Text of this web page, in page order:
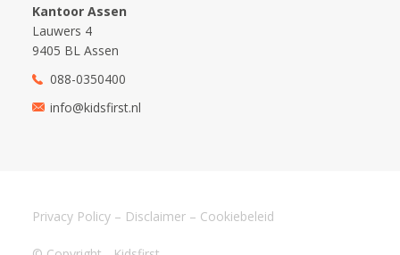
Kantoor Assen
Lauwers 4
9405 BL Assen
088-0350400
info@kidsfirst.nl
Privacy Policy – Disclaimer – Cookiebeleid